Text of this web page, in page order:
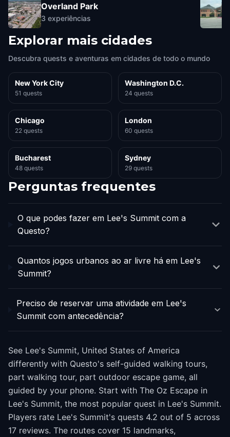
Overland Park
3 experiências
Explorar mais cidades
Descubra quests e aventuras em cidades de todo o mundo
New York City
51 quests
Washington D.C.
24 quests
Chicago
22 quests
London
60 quests
Bucharest
48 quests
Sydney
29 quests
Perguntas frequentes
O que podes fazer em Lee's Summit com a
Questo?
Quantos jogos urbanos ao ar livre há em Lee's
Summit?
Preciso de reservar uma atividade em Lee's
Summit com antecedência?
See Lee's Summit, United States of America
differently with Questo's self-guided walking tours,
part walking tour, part outdoor escape game, all
guided by your phone. Start with The Oz Escape in
Lee's Summit, the most popular quest in Lee's Summit.
Players rate Lee's Summit's quests 4.2 out of 5 across
17 reviews. The routes cover 15 landmarks,